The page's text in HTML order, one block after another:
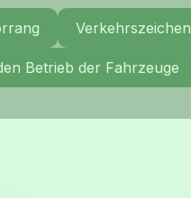
Verkehrszeichen
Betrieb der Fahrzeuge